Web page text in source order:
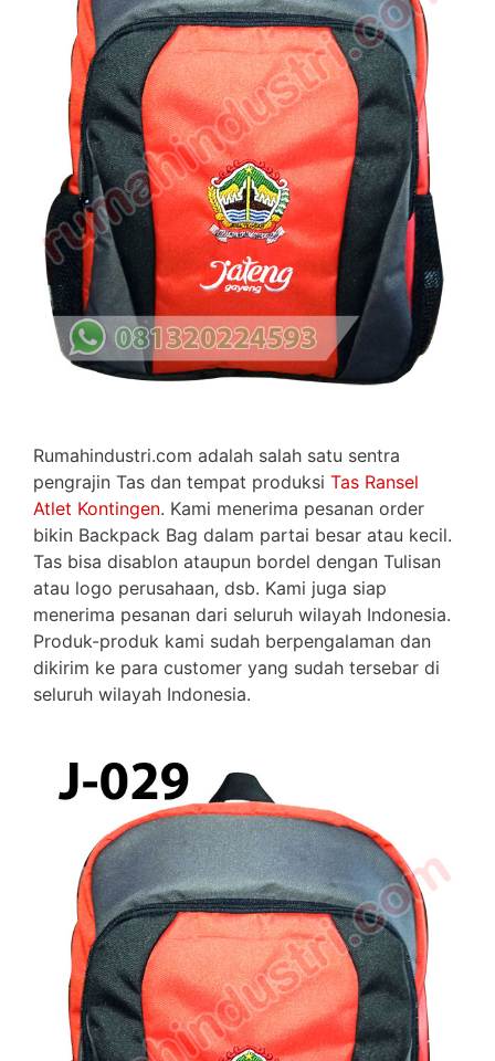
Rumahindustri.com adalah salah satu sentra
pengrajin Tas dan tempat produksi Tas Ransel
Atlet Kontingen. Kami menerima pesanan order
bikin Backpack Bag dalam partai besar atau kecil.
Tas bisa disablon ataupun bordel dengan Tulisan
atau logo perusahaan, dsb. Kami juga siap
menerima pesanan dari seluruh wilayah Indonesia.
Produk-produk kami sudah berpengalaman dan
dikirim ke para customer yang sudah tersebar di
seluruh wilayah Indonesia.